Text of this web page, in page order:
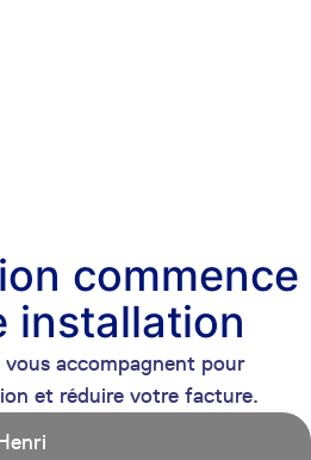
commence
installation
accompagnent pour
et réduire votre facture.